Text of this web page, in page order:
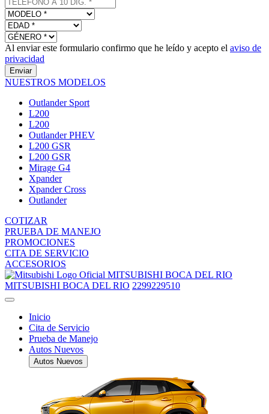
Al enviar este formulario confirmo que he leído y acepto el aviso de
privacidad
Enviar
NUESTROS MODELOS
Outlander Sport
L200
L200
Outlander PHEV
L200 GSR
L200 GSR
Mirage G4
Xpander
Xpander Cross
Outlander
COTIZAR
PRUEBA DE MANEJO
PROMOCIONES
CITA DE SERVICIO
ACCESORIOS
MITSUBISHI BOCA DEL RIO
MITSUBISHI BOCA DEL RIO 2299229510
Inicio
Cita de Servicio
Prueba de Manejo
Autos Nuevos
Autos Nuevos